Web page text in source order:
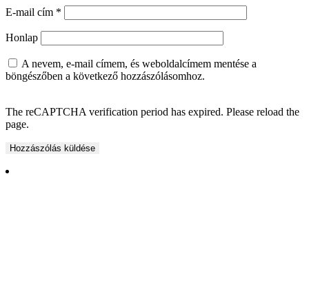
E-mail cím *
Honlap
A nevem, e-mail címem, és weboldalcímem mentése a
böngészőben a következő hozzászólásomhoz.
The reCAPTCHA verification period has expired. Please reload the
page.